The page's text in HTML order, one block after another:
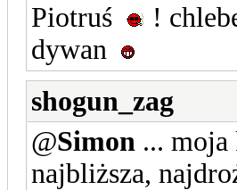
Piotruś
!
dywan
shogun_zag
@Simon ... moja
najbliższa,